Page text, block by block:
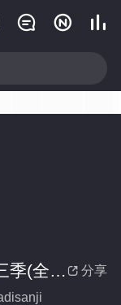
  
 分享
一人之下 第三季(全集)